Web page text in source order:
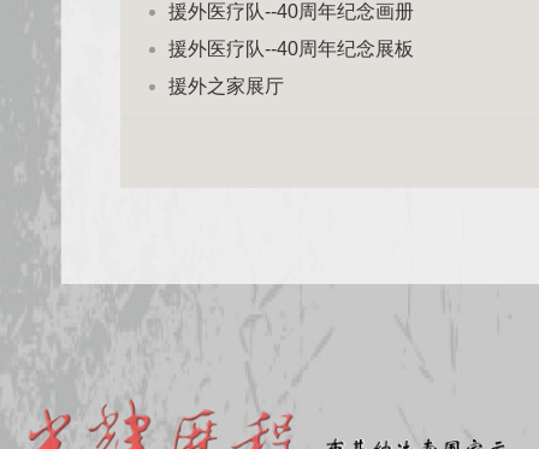
援外医疗队--40周年纪念画册
援外医疗队--40周年纪念展板
援外之家展厅